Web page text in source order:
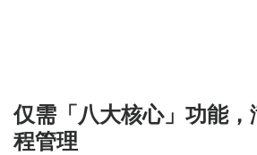
仅需「八大核心」功能
程管理